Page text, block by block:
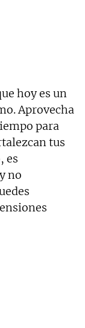
hoy es un
Aprovecha
para
tus
es
no